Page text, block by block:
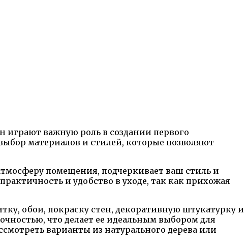
играют важную роль в создании первого
материалов и стилей, которые позволяют
помещения, подчеркивает ваш стиль и
и удобство в уходе, так как прихожая
обои, покраску стен, декоративную штукатурку и
что делает ее идеальным выбором для
варианты из натурального дерева или